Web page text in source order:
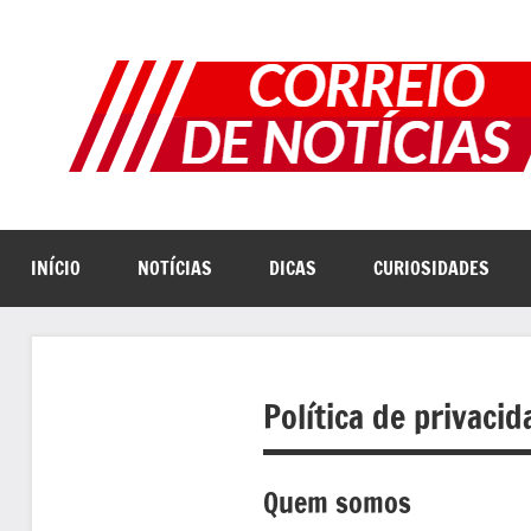
INÍCIO NOTÍCIAS DICAS CURIOSIDADES
Política de
Quem somos